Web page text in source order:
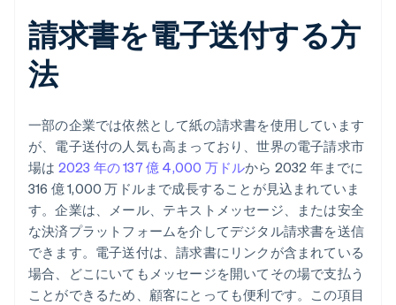
請求書を電子送付する方
法
一部の企業では依然として紙の請求書を使用しています
が、電子送付の人気も高まっており、世界の電子請求市
場は 2023 年の 137 億 4,000 万ドルから 2032 年までに
316 億 1,000 万ドルまで成長することが見込まれていま
す。企業は、メール、テキストメッセージ、または安全
な決済プラットフォームを介してデジタル請求書を送信
できます。電子送付は、請求書にリンクが含まれている
場合、どこにいてもメッセージを開いてその場で支払う
ことができるため、顧客にとっても便利です。この項目